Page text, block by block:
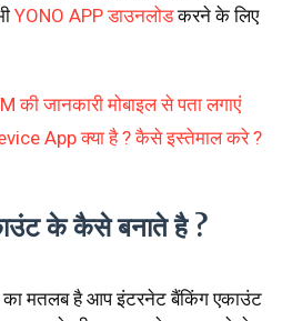
YONO APP डाउनलोडकरने के लिए
जानकारी मोबाइल से पता लगाएं
App क्या है ? कैसे इस्तेमाल करे ?
के कैसे बनाते है ?
का मतलब है आप इंटरनेट बैंकिंग एकाउंट